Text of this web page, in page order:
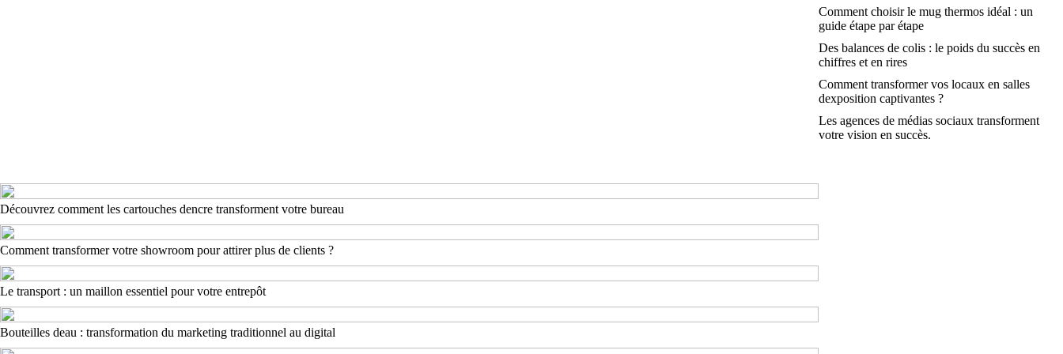
Découvrez comment les cartouches dencre transforment votre bureau
Comment transformer votre showroom pour attirer plus de clients ?
Le transport : un maillon essentiel pour votre entrepôt
Bouteilles deau : transformation du marketing traditionnel au digital
Comment choisir le mug thermos idéal : un
guide étape par étape
Des balances de colis : le poids du succès en
chiffres et en rires
Comment transformer vos locaux en salles
dexposition captivantes ?
Les agences de médias sociaux transforment
votre vision en succès.